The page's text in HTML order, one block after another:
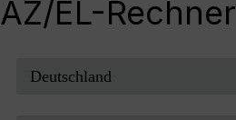
AZ/EL-Rechner